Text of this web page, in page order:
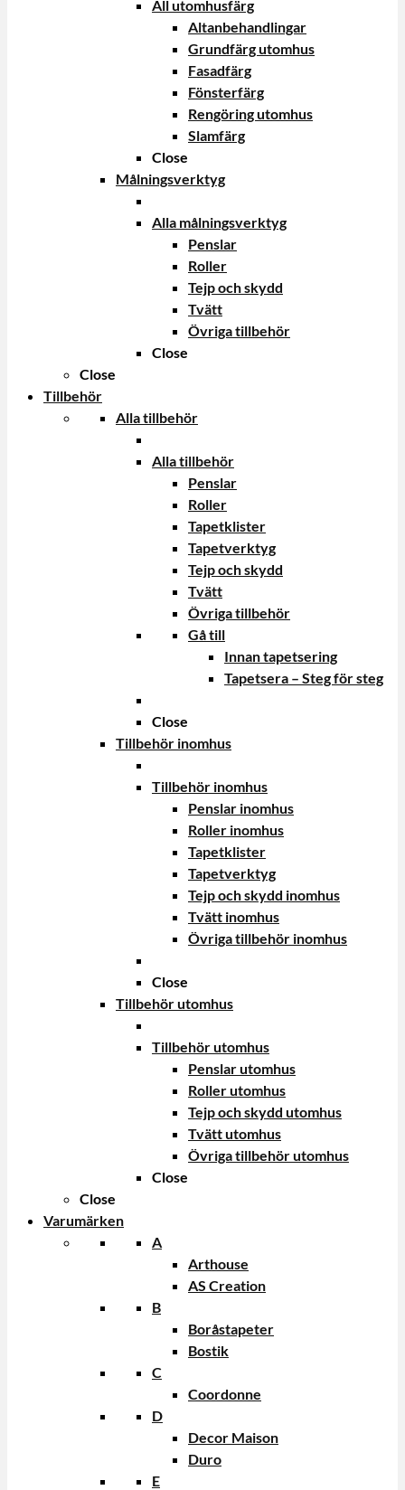
All utomhusfärg
Altanbehandlingar
Grundfärg utomhus
Fasadfärg
Fönsterfärg
Rengöring utomhus
Slamfärg
Close
Målningsverktyg
Alla målningsverktyg
Penslar
Roller
Tejp och skydd
Tvätt
Övriga tillbehör
Close
Close
Tillbehör
Alla tillbehör
Alla tillbehör
Penslar
Roller
Tapetklister
Tapetverktyg
Tejp och skydd
Tvätt
Övriga tillbehör
Gå till
Innan tapetsering
Tapetsera – Steg för steg
Close
Tillbehör inomhus
Tillbehör inomhus
Penslar inomhus
Roller inomhus
Tapetklister
Tapetverktyg
Tejp och skydd inomhus
Tvätt inomhus
Övriga tillbehör inomhus
Close
Tillbehör utomhus
Tillbehör utomhus
Penslar utomhus
Roller utomhus
Tejp och skydd utomhus
Tvätt utomhus
Övriga tillbehör utomhus
Close
Close
Varumärken
A
Arthouse
AS Creation
B
Boråstapeter
Bostik
C
Coordonne
D
Decor Maison
Duro
E